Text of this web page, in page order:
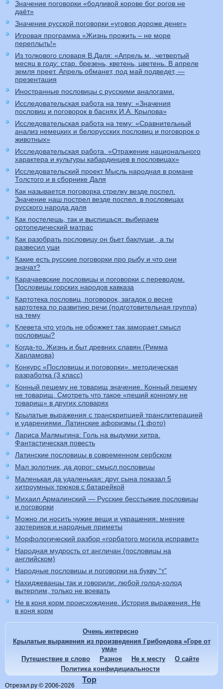
Значение поговорки «бодливой корове бог рогов не
даёт»
Значение русской поговорки «уговор дороже денег»
Игровая программа «Жизнь прожить – не море
переплыть!»
Из толкового словаря В.Даля: «Апрель м., четвертый
месяц в году: стар. брезень, кветень, цветень. В апреле
земля преет. Апрель обманет, под май подведет, —
презентация
Иностранные пословицы с русскими аналогами.
Исследовательская работа на тему: «Значения
пословиц и поговорок в баснях И.А. Крылова»
Исследовательская работа на тему: «Сравнительный
анализ немецких и белорусских пословиц и поговорок о
животных»
Исследовательская работа. «Отражение национального
характера и культуры кабардинцев в пословицах»
Исследовательский проект Мысль народная в романе
Толстого и в сборнике Даля
Как называется поговорка стрелку везде поспел.
Значение наш пострел везде поспел. в пословицах
русского народа даля
Как постелешь, так и выспишься: выбираем
ортопедический матрас
Как разобрать пословицу он бьет баклуши , а ты
развесил уши
Какие есть русские поговорки про рыбу и что они
значат?
Карачаевские пословицы и поговорки с переводом.
Пословицы горских народов кавказа
Картотека пословиц, поговорок, загадок о весне
картотека по развитию речи (подготовительная группа)
на тему
Клевета что уголь не обожжет так заморает смысл
пословицы?
Когда-то. Жизнь и быт древних славян (Римма
Харламова)
Конкурс «Пословицы и поговорки». методическая
разработка (3 класс)
Конный пешему не товарищ значение. Конный пешему
не товарищ. Смотреть что такое «пеший конному не
товарищ» в других словарях
Крылатые выражения с транскрипцией транслитерацией
и ударениями. Латинские афоризмы (1 фото)
Лариса Малмыгина: Голь на выдумки хитра.
Фантастическая повесть
Латинские пословицы в современном сербском
Мал золотник, да дорог: смысл пословицы
Маленькая да удаленькая: друг сына показал 5
хитроумных трюков с батарейкой
Михаил Армалинский — Русские бесстыжие пословицы
и поговорки
Можно ли носить чужие вещи и украшения: мнение
эзотериков и народные приметы
Морфологический разбор «горбатого могила исправит»
Народная мудрость от англичан (пословицы на
английском)
Народные пословицы и поговорки на букву “т”
Нахиджеванцы так и говорили: любой голод-холод
вытерпим, только не воевать
Не в коня корм происхождение. История выражения. Не
в коня корм
Очень интересно
Крылатые выражения из произведения Грибоедова «Горе от
ума»
Путешествие в слово
Разное Не к месту
О сайте
Политика конфидициальности
Отрезал.ру © 2006-2026
Top